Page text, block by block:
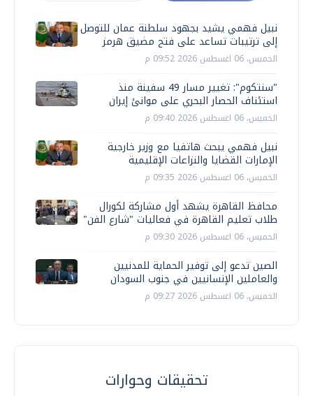
نبيل فهمي يشيد بجهود سلطنة عمان للتوصل
إلى ترتيبات تساعد على فتح مضيق هرمز
الخميس، 06 اغسطس 2026 09:52 م
"سنتكوم": تغيير مسار 49 سفينة منذ
استئناف الحصار البحري على موانئ إيران
الخميس، 06 اغسطس 2026 09:40 م
نبيل فهمي يبحث هاتفيا مع وزير خارجية
الإمارات القضايا والنزاعات الإقليمية
الخميس، 06 اغسطس 2026 09:35 م
محافظ القاهرة يشهد أول مشاركة لكورال
طلاب تعليم القاهرة في فعاليات "شارع الفن"
الخميس، 06 اغسطس 2026 09:30 م
الصين تدعو إلى توفير الحماية للمدنيين
والعاملين الإنسانيين في جنوب السودان
الخميس، 06 اغسطس 2026 09:27 م
تحقيقات وحوارات